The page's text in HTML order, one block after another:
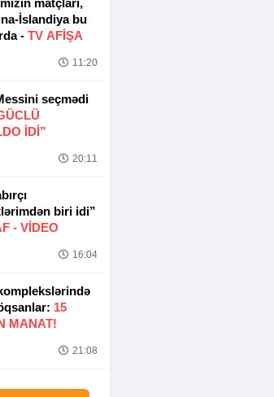
matçları,
İslandiya bu
- TV AFİŞA
11:20
seçmədi
IDI”
20:11
biri idi”
- VİDEO
16:04
15
MANAT!
21:08